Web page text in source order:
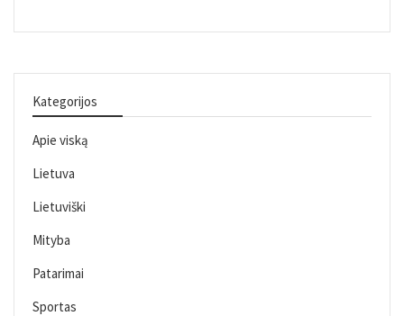
Kategorijos
Apie viską
Lietuva
Lietuviški
Mityba
Patarimai
Sportas